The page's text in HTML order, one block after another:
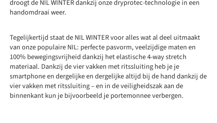
droogt de NIL WINTER dankzij onze dryprotec-technologie in een
handomdraai weer.
Tegelijkertijd staat de NIL WINTER voor alles wat al deel uitmaakt
van onze populaire NIL: perfecte pasvorm, veelzijdige maten en
100% bewegingsvrijheid dankzij het elastische 4-way stretch
materiaal. Dankzij de vier vakken met ritssluiting heb je je
smartphone en dergelijke en dergelijke altijd bij de hand dankzij de
vier vakken met ritssluiting – en in de veiligheidszak aan de
binnenkant kun je bijvoorbeeld je portemonnee verbergen.